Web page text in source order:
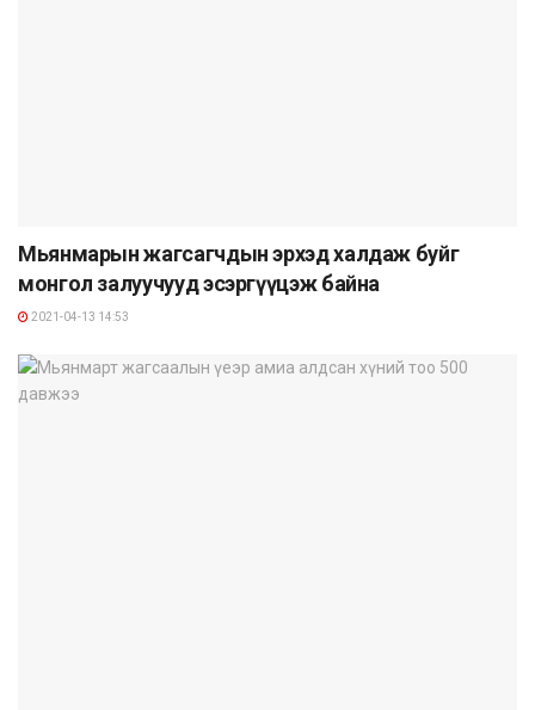
Мьянмарын жагсагчдын эрхэд халдаж буйг
монгол залуучууд эсэргүүцэж байна
2021-04-13 14:53